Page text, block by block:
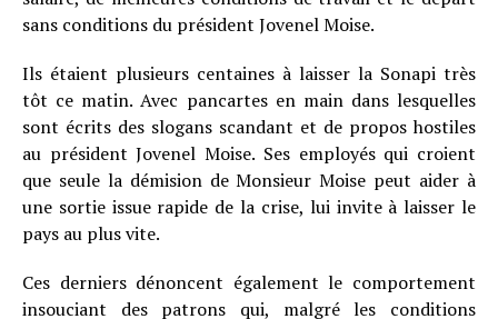
sans conditions du président Jovenel Moise.
Ils étaient plusieurs centaines à laisser la Sonapi très
tôt ce matin. Avec pancartes en main dans lesquelles
sont écrits des slogans scandant et de propos hostiles
au président Jovenel Moise. Ses employés qui croient
que seule la démision de Monsieur Moise peut aider à
une sortie issue rapide de la crise, lui invite à laisser le
pays au plus vite.
Ces derniers dénoncent également le comportement
insouciant des patrons qui, malgré les conditions